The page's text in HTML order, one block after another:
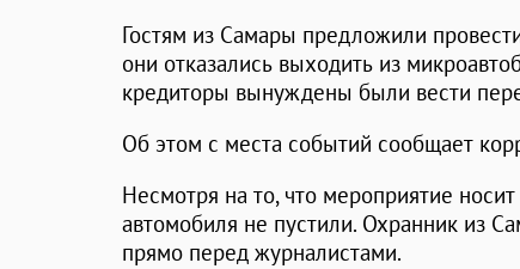
Гостям из Самары предложили
они отказались выходить из
кредиторы вынуждены были вести
Об этом с места событий сообщает
Несмотря на то, что мероприятие
автомобиля не пустили. Охранник из
прямо перед журналистами.